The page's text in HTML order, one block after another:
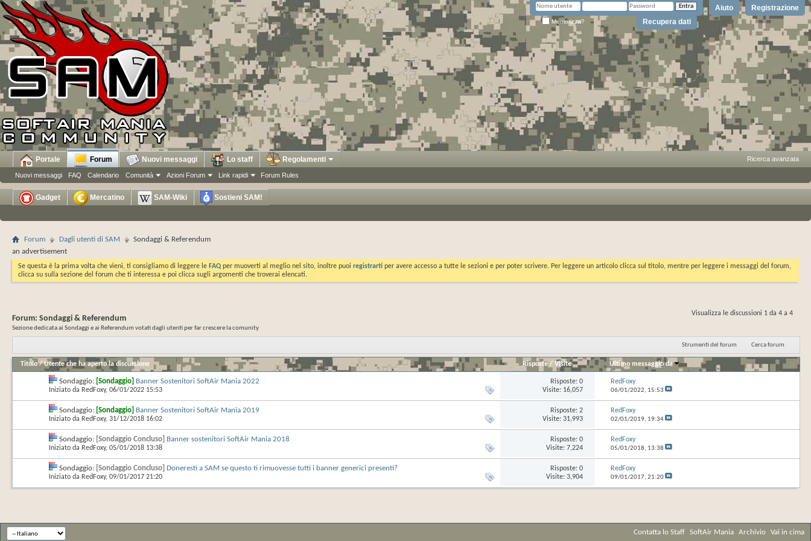
Registrazione
Aiuto
Memorizza? Recupera dati
Portale Forum
Nuovi messaggi FAQ Calendario Comunità Azioni Forum Link rapidi Forum Rules
Nuovi messaggi Lo staff Regolamenti Ricerca avanzata
Gadget Mercatino SAM-Wiki Sostieni SAM!
Forum Dagli utenti di SAM
Sondaggi & Referendum
an advertisement
Se questa è la prima volta che vieni, ti consigliamo di leggere le FAQ per muoverti al meglio nel sito, inoltre puoi registrarti per avere accesso a tutte le sezioni e per poter scrivere. Per leggere un articolo clicca sul titolo, mentre per leggere i messaggi del forum,
clicca su sulla sezione del forum che ti interessa e poi clicca sugli argomenti che troverai elencati.
Visualizza le discussioni 1 da 4 a 4
Forum: Sondaggi & Referendum
Sezione dedicata ai Sondaggi e ai Referendum votati dagli utenti per far crescere la comunity
Strumenti del forum Cerca forum
Titolo/Utente che ha aperto la discussione Risposte/Visite Ultimo messaggio da
Sondaggio: [Sondaggio] Banner Sostenitori SoftAir Mania 2022
Iniziato da RedFoxy‎, 06/01/2022 15:53
Risposte: 0
Visite: 16,057
RedFoxy
06/01/2022, 15:53
Sondaggio: [Sondaggio] Banner Sostenitori SoftAir Mania 2019
Iniziato da RedFoxy‎, 31/12/2018 16:02
Risposte: 2
Visite: 31,993
RedFoxy
02/01/2019, 19:34
Sondaggio: [Sondaggio Concluso] Banner sostenitori SoftAir Mania 2018
Iniziato da RedFoxy‎, 05/01/2018 13:38
Risposte: 0
Visite: 7,224
RedFoxy
05/01/2018, 13:38
Sondaggio: [Sondaggio Concluso] Doneresti a SAM se questo ti rimuovesse tutti i banner generici presenti?
Iniziato da RedFoxy‎, 09/01/2017 21:20
Risposte: 0
Visite: 3,904
RedFoxy
09/01/2017,21:20
Contatta lo Staff SoftAir Mania Archivio Vai in cima